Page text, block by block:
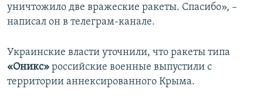
уничтожило две вражеские ракеты. Спасибо», –
написал он в телеграм-канале.
Украинские власти уточнили, что ракеты типа
«Оникс» российские военные выпустили с
территории аннексированного Крыма.